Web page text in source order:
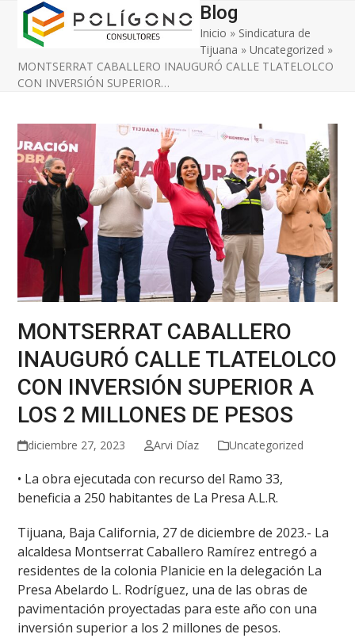
Skip
content
Open
mobile
menu
Close
mobile
menu
Blog
Inicio » Sindicatura de
Tijuana »Uncategorized »
MONTSERRAT CABALLERO INAUGURÓ CALLE TLATELOLCO
CON INVERSIÓN SUPERIOR…
MONTSERRAT CABALLERO
INAUGURÓ CALLE TLATELOLCO
CON INVERSIÓN SUPERIOR A
LOS 2 MILLONES DE PESOS
diciembre 27, 2023 Arvi Díaz Uncategorized
• La obra ejecutada con recurso del Ramo 33,
beneficia a 250 habitantes de La Presa A.L.R.
Tijuana, Baja California, 27 de diciembre de 2023.- La
alcaldesa Montserrat Caballero Ramírez entregó a
residentes de la colonia Planicie en la delegación La
Presa Abelardo L. Rodríguez, una de las obras de
pavimentación proyectadas para este año con una
inversión superior a los 2 millones de pesos.